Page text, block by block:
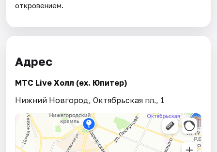
откровением.
Адрес
МТС Live Холл (ex. Юпитер)
Нижний Новгород, Октябрьская пл., 1